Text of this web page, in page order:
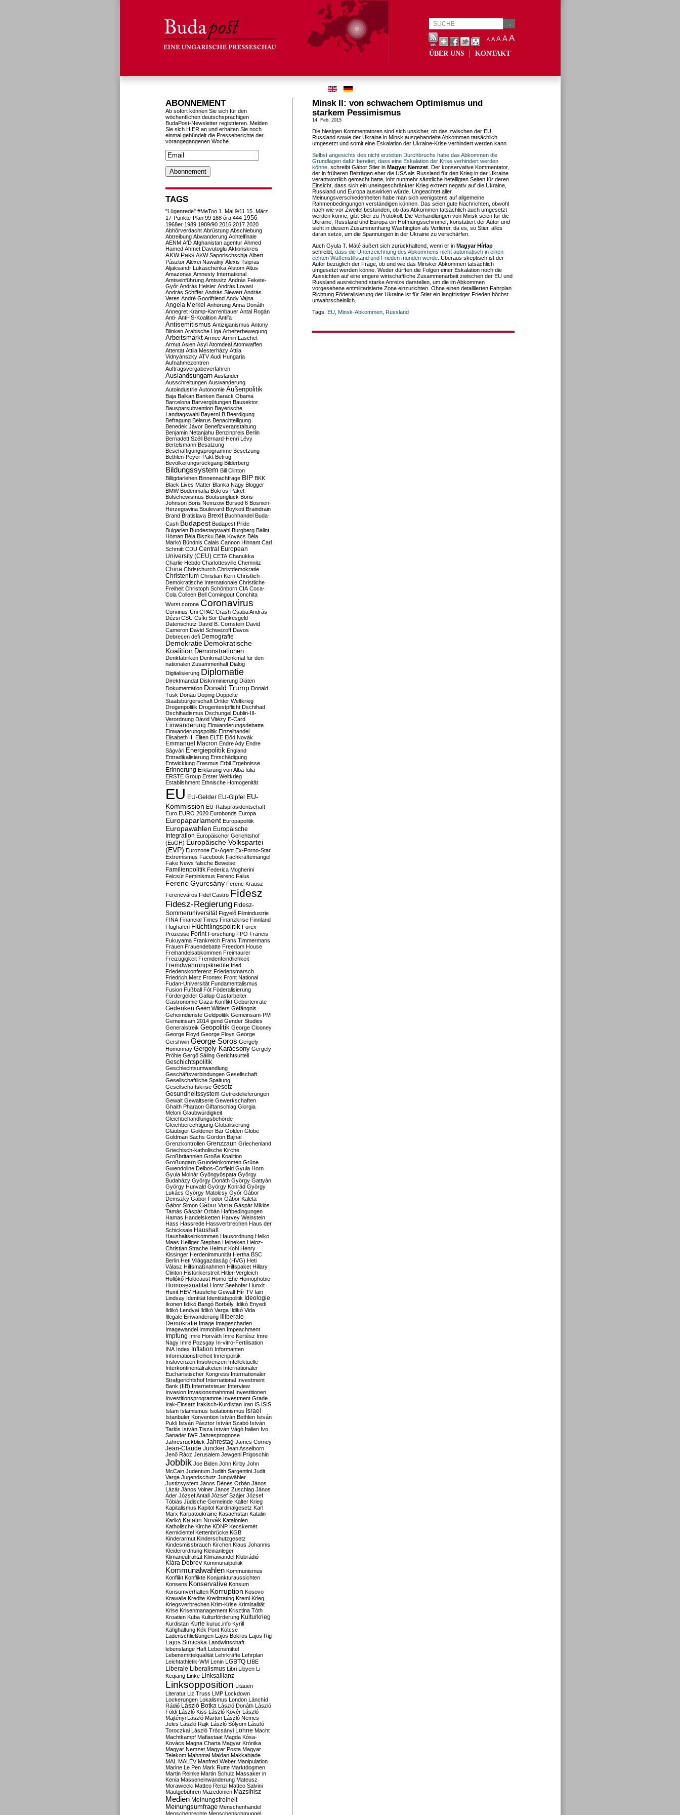
A A A AA
ÜBER UNS KONTAKT
Minsk II: von schwachem Optimismus und
starkem Pessimismus
14. Feb. 2015
Die hiesigen Kommentatoren sind sich unsicher, ob das zwischen der EU,
Russland sowie der Ukraine in Minsk ausgehandelte Abkommen tatsächlich
umgesetzt und somit eine Eskalation der Ukraine-Krise verhindert werden kann.
Selbst angesichts des nicht erzielten Durchbruchs habe das Abkommen die
Grundlagen dafür bereitet, dass eine Eskalation der Krise verhindert werden
könne , schreibt Gábor Stier in Magyar Nemzet . Der konservative Kommentator,
der in früheren Beiträgen eher die USA als Russland für den Krieg in der Ukraine
verantwortlich gemacht hatte, lobt nunmehr sämtliche beteiligten Seiten für deren
Einsicht, dass sich ein uneingeschränkter Krieg extrem negativ auf die Ukraine,
Russland und Europa auswirken würde. Ungeachtet aller
Meinungsverschiedenheiten habe man sich wenigstens auf allgemeine
Rahmenbedingungen verständigen können. Das seien gute Nachrichten, obwohl
nach wie vor Zweifel bestünden, ob das Abkommen tatsächlich auch umgesetzt
werden könne, gibt Stier zu Protokoll. Die Verhandlungen von Minsk seien für die
Ukraine, Russland und Europa ein Hoffnungsschimmer, konstatiert der Autor und
sieht in diesem Zusammenhang Washington als Verlierer, da es, so Stier, alles
daran setze, um die Spannungen in der Ukraine zu verschärfen.
Auch Gyula T. Máté äußert sich zurückhaltend, wenn er in Magyar Hírlap
schreibt, dass die Unterzeichnung des Abkommens nicht automatisch in einen
echten Waffenstillstand und Frieden münden werde . Überaus skeptisch ist der
Autor bezüglich der Frage, ob und wie das Minsker Abkommen tatsächlich
umgesetzt werden könne. Weder dürften die Folgen einer Eskalation noch die
Aussichten auf eine engere wirtschaftliche Zusammenarbeit zwischen der EU und
Russland ausreichend starke Anreize darstellen, um die im Abkommen
vorgesehene entmilitarisierte Zone einzurichten. Ohne einen detaillierten Fahrplan
Richtung Föderalisierung der Ukraine ist für Stier ein langfristiger Frieden höchst
unwahrscheinlich.
Tags: EU Minsk-Abkommen Russland
ABONNEMENT
Ab sofort können Sie sich für den
wöchentlichen deutschsprachigen
BudaPost-Newsletter registrieren. Melden
Sie sich HIER an und erhalten Sie noch
einmal gebündelt die Presseberichte der
vorangegangenen Woche.
TAGS
"Lügenrede" #MeToo 1. Mai 9/11 15. März
17-Punkte-Plan 99 168 óra 444 1956
1968er 1989 1989/90 2016 2017 2020
Abhörverdacht Abrüstung Abschiebung
Abtreibung Abwanderung Achtelfinale
AENM AfD Afghanistan agentur Ahmed
Hamed Ahmet Davutoglu Aktionskreis
AKW Paks AKW Saporischschja Albert
Pásztor Alexei Nawalny Alexis Tsipras
Aljaksandr Lukaschenka Alstom Altus
Amazonas Amnesty International
Amtseinführung Amtssitz András Fekete-
Győr András Heisler András Lovasi
András Schiffer András Siewert András
Veres André Goodfriend Andy Vajna
Angela Merkel Anhörung Anna Donáth
Annegret Kramp-Karrenbauer Antal Rogán
Anti- Anti-IS-Koalition Antifa
Antisemitismus Antiziganismus Antony
Blinken Arabische Liga Arbeiterbewegung
Arbeitsmarkt Armee Armin Laschet
Armut Asien Asyl Atomdeal Atomwaffen
Attentat Attila Mesterházy Attila
Vidnyánszky ATV Audi Hungaria
Aufnahmezentren
Auftragsvergabeverfahren
Auslandsungarn Ausländer
Ausschreitungen Auswanderung
Autoindustrie Autonomie Außenpolitik
Baja Balkan Banken Barack Obama
Barcelona Barvergütungen Bausektor
Bausparsubvention Bayerische
Landtagswahl BayernLB Beerdigung
Befragung Belarus Benachteiligung
Benedek Jávor Benefizveranstaltung
Benjamin Netanjahu Benzinpreis Berlin
Bernadett Széll Bernard-Henri Lévy
Bertelsmann Besatzung
Beschäftigungsprogramme Besetzung
Bethlen-Peyer-Pakt Betrug
Bevölkerungsrückgang Bilderberg
Bildungssystem Bill Clinton
Billigdarlehen Binnennachfrage BIP BKK
Black Lives Matter Blanka Nagy Blogger
BMW Bodenmafia Bokros-Paket
Bolschewismus Bootsunglück Boris
Johnson Boris Nemzow Borsod 6 Bosnien-
Herzegowina Boulevard Boykott Braindrain
Brand Bratislava Brexit Buchhandel Buda-
Cash Budapest Budapest Pride
Bulgarien Bundestagswahl Burgberg Bálint
Hóman Béla Biszku Béla Kovács Béla
Markó Bündnis Calais Cannon Hinnant Carl
Schmitt CDU Central European
University (CEU) CETA Chanukka
Charlie Hebdo Charlottesville Chemnitz
China Christchurch Christdemokratie
Christentum Christian Kern Christlich-
Demokratische Internationale Christliche
Freiheit Christoph Schönborn CIA Coca-
Cola Colleen Bell Comingout Conchita
Wurst corona Coronavirus
Corvinus-Uni CPAC Crash Csaba András
Dézsi CSU Csíki Sör Dankesgeld
Datenschutz David B. Cornstein David
Cameron David Schwezoff Davos
Debrecen defi Demografie
Demokratie Demokratische
Koalition Demonstrationen
Denkfabriken Denkmal Denkmal für den
nationalen Zusammenhalt Dialog
Digitalisierung Diplomatie
Direktmandat Diskriminierung Diäten
Dokumentation Donald Trump Donald
Tusk Donau Doping Doppelte
Staatsbürgerschaft Dritter Weltkrieg
Drogenpolitik Drogentestpflicht Dschihad
Dschihadismus Dschungel Dublin-III-
Verordnung Dávid Vitézy E-Card
Einwanderung Einwanderungsdebatte
Einwanderungspolitik Einzelhandel
Elisabeth II. Eliten ELTE Előd Novák
Emmanuel Macron Endre Ady Endre
Ságvári Energiepolitik England
Entradikalisierung Entschädigung
Entwicklung Erasmus Erbil Ergebnisse
Erinnerung Erklärung von Alba Iulia
ERSTE Group Erster Weltkrieg
Establishment Ethnische Homogenität
EU EU-Gelder EU-Gipfel EU-
Kommission EU-Ratspräsidentschaft
Euro EURO 2020 Eurobonds Europa
Europaparlament Europapolitik
Europawahlen Europäische
Integration Europäischer Gerichtshof
(EuGH) Europäische Volkspartei
(EVP) Eurozone Ex-Agent Ex-Porno-Star
Extremismus Facebook Fachkräftemangel
Fake News falsche Beweise
Familienpolitik Federica Mogherini
Felcsút Feminismus Ferenc Falus
Ferenc Gyurcsány Ferenc Krausz
Ferencváros Fidel Castro Fidesz
Fidesz-Regierung Fidesz-
Sommeruniversität Figyelő Filmindustrie
FINA Financial Times Finanzkrise Finnland
Flughafen Flüchtlingspolitik Forex-
Prozesse Forint Forschung FPÖ Francis
Fukuyama Frankreich Frans Timmermans
Frauen Frauendebatte Freedom House
Freihandelsabkommen Freimaurer
Freizügigkeit Fremdenfeindlichkeit
Fremdwährungskredite fried
Friedenskonferenz Friedensmarsch
Friedrich Merz Frontex Front National
Fudan-Universität Fundamentalismus
Fusion Fußball Fót Föderalisierung
Fördergelder Gallup Gastarbeiter
Gastronomie Gaza-Konflikt Geburtenrate
Gedenken Geert Wilders Gefängnis
Geheimdienste Geldpolitik Gemeinsam-PM
Gemeinsam 2014 gend Gender Studies
Generalstreik Geopolitik George Clooney
George Floyd George Floys George
Gershwin George Soros Gergely
Homonnay Gergely Karácsony Gergely
Pröhle Gergő Sáling Gerichtsurteil
Geschichtspolitik
Geschlechtsumwandlung
Geschäftsverbindungen Gesellschaft
Gesellschaftliche Spaltung
Gesellschaftskrise Gesetz
Gesundheitssystem Getreidelieferungen
Gewalt Gewaltserie Gewerkschaften
Ghaith Pharaon Giftanschlag Giorgia
Meloni Glaubwürdigkeit
Gleichbehandlungsbehörde
Gleichberechtigung Globalisierung
Gläubiger Goldener Bär Golden Globe
Goldman Sachs Gordon Bajnai
Grenzkontrollen Grenzzaun Griechenland
Griechisch-katholische Kirche
Großbritannien Große Koalition
Großungarn Grundeinkommen Grüne
Gwendoline Delbos-Corfield Gyula Horn
Gyula Molnár Gyöngyöspata György
Budaházy György Donáth György Gattyán
György Hunvald György Konrád György
Lukács György Matolcsy Győr Gábor
Demszky Gábor Fodor Gábor Kaleta
Gábor Simon Gábor Vona Gáspár Miklós
Tamás Gáspár Orbán Haftbedingungen
Hamas Handelsketten Harvey Weinstein
Hass Hassrede Hassverbrechen Haus der
Schicksale Haushalt
Haushaltseinkommen Hausordnung Heiko
Maas Heiliger Stephan Heineken Heinz-
Christian Strache Helmut Kohl Henry
Kissinger Herdenimmunität Hertha BSC
Berlin Heti Világgazdaság (HVG) Heti
Válasz Hilfsmaßnahmen Hilfspaket Hillary
Clinton Historikerstreit Hitler-Vergleich
Hollókő Holocaust Homo-Ehe Homophobie
Homosexualität Horst Seehofer Hunxit
Huxit HÉV Häusliche Gewalt Hír TV Iain
Lindsay Identität Identitätspolitik Ideologie
Ikonen Ildikó Bangó Borbély Ildikó Enyedi
Ildikó Lendvai Ildikó Varga Ildikó Vida
Illegale Einwanderung Illiberale
Demokratie Image Imageschaden
Imagewandel Immobilien Impeachment
Impfung Imre Horváth Imre Kertész Imre
Nagy Imre Pozsgay In-vitro-Fertilisation
INA Index Inflation Informanten
Informationsfreiheit Innenpolitik
Inslovenzen Insolvenzen Intellektuelle
Interkontinentalraketen Internationaler
Eucharistischer Kongress Internationaler
Strafgerichtshof International Investment
Bank (IIB) Internetsteuer Interview
Invasion Invasionsmahnmal Investitionen
Investitionsprogramme Investment Grade
Irak-Einsatz Irakisch-Kurdistan Iran IS ISIS
Islam Islamismus Isolationismus Israel
Istanbuler Konvention István Bethlen István
Pukli István Pásztor István Szabó István
Tarlós István Tisza István Vágó Italien Ivo
Sanader IWF Jahresprognose
Jahresrückblick Jahrestag James Corney
Jean-Claude Juncker Jean Asselborn
Jenő Rácz Jerusalem Jewgeni Prigoschin
Jobbik Joe Biden John Kirby John
McCain Judentum Judith Sargentini Judit
Varga Jugendschutz Jungwähler
Justizsystem János Dénes Orbán János
Lázár János Volner János Zuschlag János
Áder József Antall József Szájer József
Tóbiás Jüdische Gemeinde Kalter Krieg
Kapitalismus Kapitol Kardinalgesetz Karl
Marx Karpatoukraine Kasachstan Katalin
Karikó Katalin Novák Katalonien
Katholische Kirche KDNP Kecskemét
Kernklientel Kettenbrücke KGB
Kinderarmut Kinderschutzgesetz
Kindesmissbrauch Kirchen Klaus Johannis
Kleiderordnung Kleinanleger
Klimaneutralität Klimawandel Klubrádió
Klára Dobrev Kommunalpolitik
Kommunalwahlen Kommunismus
Konflikt Konflikte Konjunkturaussichten
Konsens Konservative Konsum
Konsumverhalten Korruption Kosovo
Krawalle Kredite Kreditrating Kreml Krieg
Kriegsverbrechen Krim-Krise Kriminalität
Krise Krisenmanagement Krisztina Tóth
Kroatien Kuba Kulturförderung Kulturkrieg
Kurdistan Kurie kuruc.info Kyrill
Käfighaltung Kék Pont Kötcse
Ladenschließungen Lajos Bokros Lajos Rig
Lajos Simicska Landwirtschaft
lebenslange Haft Lebensmittel
Lebensmittelqualität Lehrkräfte Lehrplan
Leichtathletik-WM Lenin LGBTQ LIBE
Liberale Liberalismus Libri Libyen Li
Keqiang Linke Linksallianz
Linksopposition Litauen
Literatur Liz Truss LMP Lockdown
Lockerungen Lokalismus London Lánchíd
Rádió
László Botka László Donáth László
Földi László Kiss László Kövér László
Majtényi László Marton László Nemes
Jeles László Rajk László Sólyom László
Toroczkai László Trócsányi Löhne Macht
Machtkampf Mafiastaat Magda Kósa-
Kovács Magna Charta Magyar Krónika
Magyar Nemzet Magyar Posta Magyar
Telekom Mahnmal Maidan Makkabiade
MAL MALÉV Manfred Weber Manipulation
Marine Le Pen Mark Rutte Marktdogmen
Martin Reinke Martin Schulz Massaker in
Kenia Masseneinwanderung Mateusz
Morawiecki Matteo Renzi Matteo Salvini
Mautgebühren Mazedonien Mazsihisz
Medien Meinungsfreiheit
Meinungsumfrage Menschenhandel
Menschenrechte Menschenschmuggel